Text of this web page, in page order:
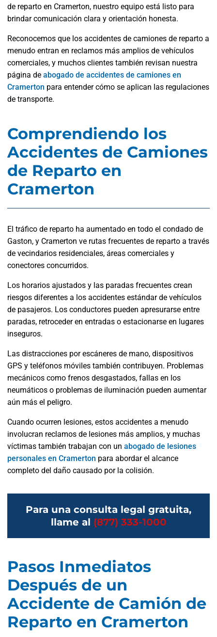
de reparto en Cramerton, nuestro equipo está listo para
brindar comunicación clara y orientación honesta.
Reconocemos que los accidentes de camiones de reparto a
menudo entran en reclamos más amplios de vehículos
comerciales, y muchos clientes también revisan nuestra
página de abogado de accidentes de camiones en
Cramerton para entender cómo se aplican las regulaciones
de transporte.
Comprendiendo los
Accidentes de Camiones
de Reparto en
Cramerton
El tráfico de reparto ha aumentado en todo el condado de
Gaston, y Cramerton ve rutas frecuentes de reparto a través
de vecindarios residenciales, áreas comerciales y
conectores concurridos.
Los horarios ajustados y las paradas frecuentes crean
riesgos diferentes a los accidentes estándar de vehículos
de pasajeros. Los conductores pueden apresurarse entre
paradas, retroceder en entradas o estacionarse en lugares
inseguros.
Las distracciones por escáneres de mano, dispositivos
GPS y teléfonos móviles también contribuyen. Problemas
mecánicos como frenos desgastados, fallas en los
neumáticos o problemas de iluminación pueden aumentar
aún más el peligro.
Cuando ocurren lesiones, estos accidentes a menudo
involucran reclamos de lesiones más amplios, y muchas
víctimas también trabajan con un abogado de lesiones
personales en Cramerton para abordar el alcance
completo del daño causado por la colisión.
Para una consulta legal gratuita,
llame al (877) 333-1000
Pasos Inmediatos
Después de un
Accidente de Camión de
Reparto en Cramerton